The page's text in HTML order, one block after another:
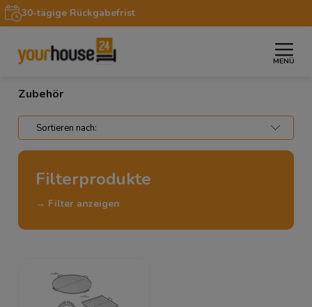
30-tägige Rückgabefrist
MENÜ
Startseite » Garten
Zubehör
Filterprodukte
→ Filter anzeigen